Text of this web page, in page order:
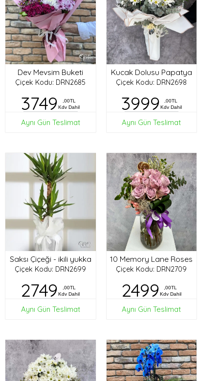
Dev Mevsim Buketi
Çiçek Kodu: DRN2685
3749
,00TL
Kdv Dahil
Aynı Gün Teslimat
Kucak Dolusu Papatya
Çiçek Kodu: DRN2698
3999
,00TL
Kdv Dahil
Aynı Gün Teslimat
Saksı Çiçeği - ikili yukka
Çiçek Kodu: DRN2699
2749
,00TL
Kdv Dahil
Aynı Gün Teslimat
10 Memory Lane Roses
Çiçek Kodu: DRN2709
2499
,00TL
Kdv Dahil
Aynı Gün Teslimat